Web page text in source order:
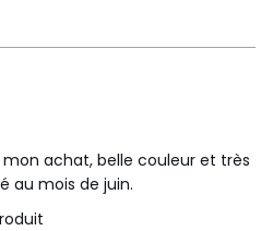
achat, belle couleur et très
au mois de juin.